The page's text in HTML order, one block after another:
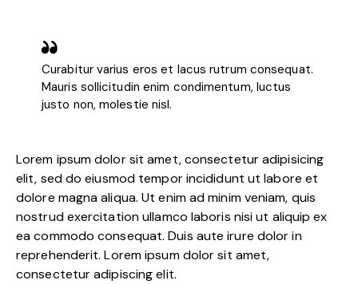
Curabitur varius eros et lacus rutrum consequat.
Mauris sollicitudin enim condimentum, luctus
justo non, molestie nisl.
Lorem ipsum dolor sit amet, consectetur adipisicing
elit, sed do eiusmod tempor incididunt ut labore et
dolore magna aliqua. Ut enim ad minim veniam, quis
nostrud exercitation ullamco laboris nisi ut aliquip ex
ea commodo consequat. Duis aute irure dolor in
reprehenderit. Lorem ipsum dolor sit amet,
consectetur adipiscing elit.